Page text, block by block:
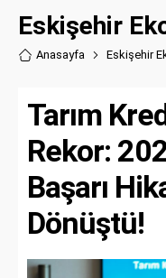
Eskişehir
Anasayfa Eskişehir
Tarım
Rekor:
Başarı
Dönüştü!